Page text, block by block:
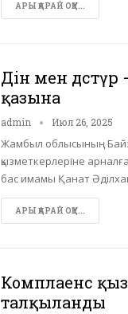
АРЫ ҚАРАЙ ОҚУ...
Дін мен дәстүр
қазына
admin Июл 26, 2025
Жамбыл облысының
қызметкерлеріне
бас имамы Қанат
АРЫ ҚАРАЙ ОҚУ...
Комплаенс
талқыланды